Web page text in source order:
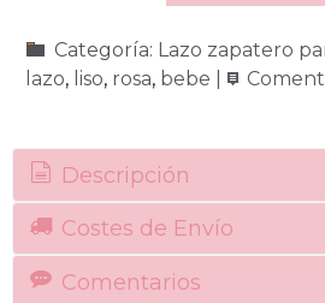
Categoría: Lazo zapatero
lazo
liso rosa bebe
Descripción
Costes de Envío
Comentarios